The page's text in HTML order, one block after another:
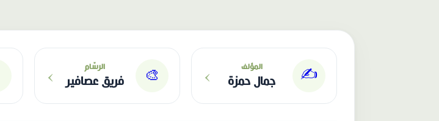
✍️ المؤلف
جمال حمزة ›
🎨
الرسّام
فريق عصافير ›